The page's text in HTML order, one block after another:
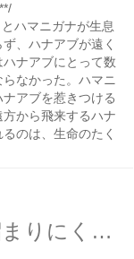
ハマニガナが生息
、ハナアブが遠く
ナアブにとって数
なかった。ハマニ
アブを惹きつける
から飛来するハナ
のは、生命のたく
砂丘農業の土では腐植が溜まりにくいのか？